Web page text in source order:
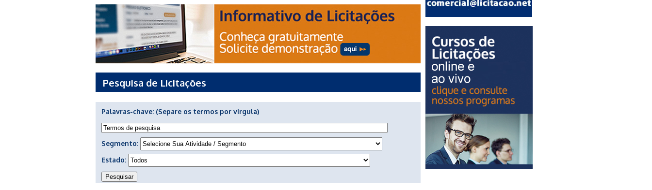
Pesquisa de Licitações
Palavras-chave: (Separe os termos por virgula)
Segmento:
Estado: